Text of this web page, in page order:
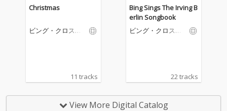
Christmas
ビング・クロスビ
11 tracks
Bing Sings The Irving B
erlin Songbook
ビング・クロスビ
22 tracks
View More Digital Catalog